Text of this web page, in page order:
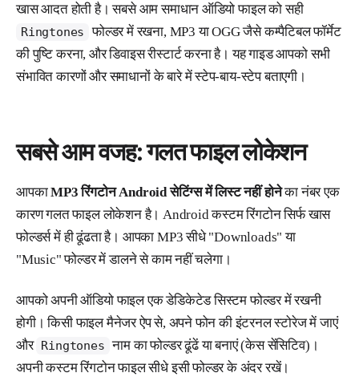
खास आदत होती है। सबसे आम समाधान ऑडियो फाइल को सही
Ringtones फोल्डर में रखना, MP3 या OGG जैसे कम्पैटिबल फॉर्मेट
की पुष्टि करना, और डिवाइस रीस्टार्ट करना है। यह गाइड आपको सभी
संभावित कारणों और समाधानों के बारे में स्टेप-बाय-स्टेप बताएगी।
सबसे आम वजह: गलत फाइल लोकेशन
आपकाMP3 रिंगटोन Android सेटिंग्स में लिस्ट नहीं होनेका नंबर एक
कारण गलत फाइल लोकेशन है। Android कस्टम रिंगटोन सिर्फ खास
फोल्डर्स में ही ढूंढता है। आपका MP3 सीधे "Downloads" या
"Music" फोल्डर में डालने से काम नहीं चलेगा।
आपको अपनी ऑडियो फाइल एक डेडिकेटेड सिस्टम फोल्डर में रखनी
होगी। किसी फाइल मैनेजर ऐप से, अपने फोन की इंटरनल स्टोरेज में जाएं
और Ringtones नाम का फोल्डर ढूंढें या बनाएं (केस सेंसिटिव)।
अपनी कस्टम रिंगटोन फाइल सीधे इसी फोल्डर के अंदर रखें।